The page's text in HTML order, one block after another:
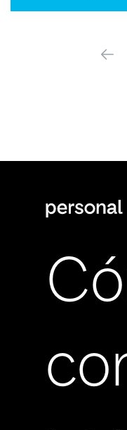
anterior